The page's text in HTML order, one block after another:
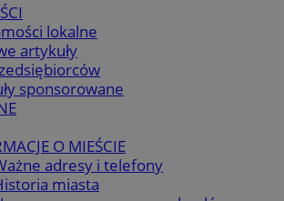
lokalne
artykuły
sponsorowane
O MIEŚCIE
adresy i telefony
miasta